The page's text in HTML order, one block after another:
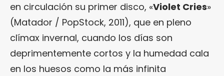
en circulación su primer disco, «Violet Cries»
(Matador / PopStock, 2011), que en pleno
clímax invernal, cuando los días son
deprimentemente cortos y la humedad cala
en los huesos como la más infinita